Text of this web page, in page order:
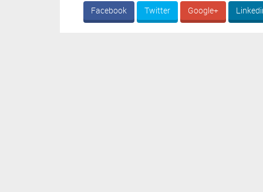
Facebook Twitter Google+